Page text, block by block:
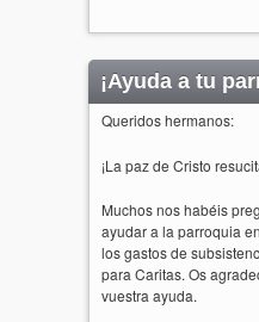
¡Ayuda a tu
Queridos hermanos:
¡La paz de Cristo
Muchos nos habéis
ayudar a la parroquia
los gastos de
para Caritas. Os
vuestra ayuda.